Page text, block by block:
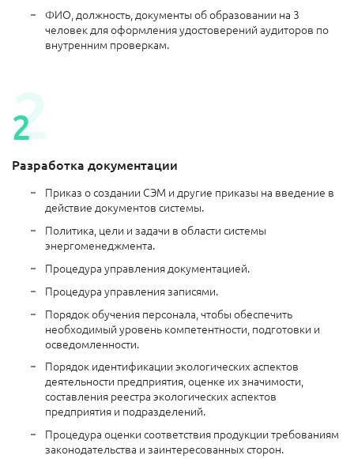
ФИО, должность, документы об образовании на 3
человек для оформления удостоверений аудиторов по
внутренним проверкам.
Разработка документации
Приказ о создании СЭМ и другие приказы на введение в
действие документов системы.
Политика, цели и задачи в области системы
энергоменеджмента.
Процедура управления документацией.
Процедура управления записями.
Порядок обучения персонала, чтобы обеспечить
необходимый уровень компетентности, подготовки и
осведомленности.
Порядок идентификации экологических аспектов
деятельности предприятия, оценке их значимости,
составления реестра экологических аспектов
предприятия и подразделений.
Процедура оценки соответствия продукции требованиям
законодательства и заинтересованных сторон.